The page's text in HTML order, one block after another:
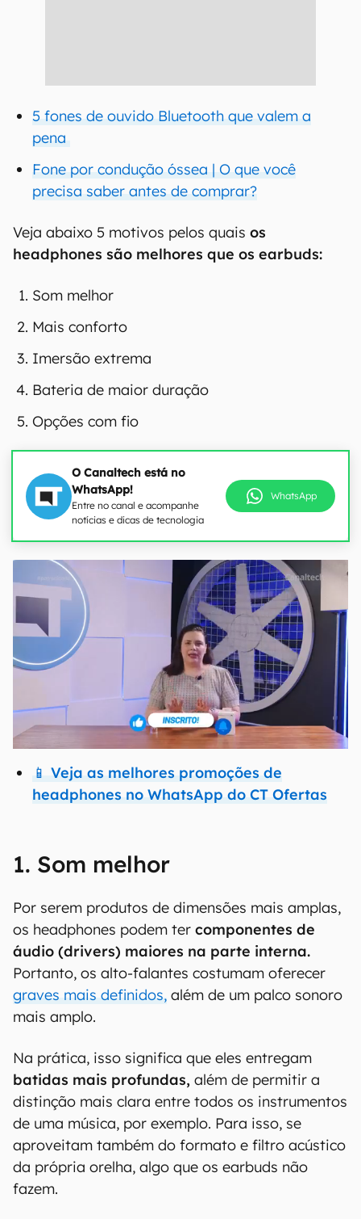
5 fones de ouvido Bluetooth que valem a
pena
Fone por condução óssea | O que você
precisa saber antes de comprar?
Veja abaixo 5 motivos pelos quais os
headphones são melhores que os earbuds:
Som melhor
Mais conforto
Imersão extrema
Bateria de maior duração
Opções com fio
O Canaltech está no
WhatsApp!
Entre no canal e acompanhe
notícias e dicas de tecnologia
WhatsApp
📱 Veja as melhores promoções de
headphones no WhatsApp do CT Ofertas
1. Som melhor
Por serem produtos de dimensões mais amplas,
os headphones podem ter componentes de
áudio (drivers) maiores na parte interna.
Portanto, os alto-falantes costumam oferecer
graves mais definidos, além de um palco sonoro
mais amplo.
Na prática, isso significa que eles entregam
batidas mais profundas, além de permitir a
distinção mais clara entre todos os instrumentos
de uma música, por exemplo. Para isso, se
aproveitam também do formato e filtro acústico
da própria orelha, algo que os earbuds não
fazem.